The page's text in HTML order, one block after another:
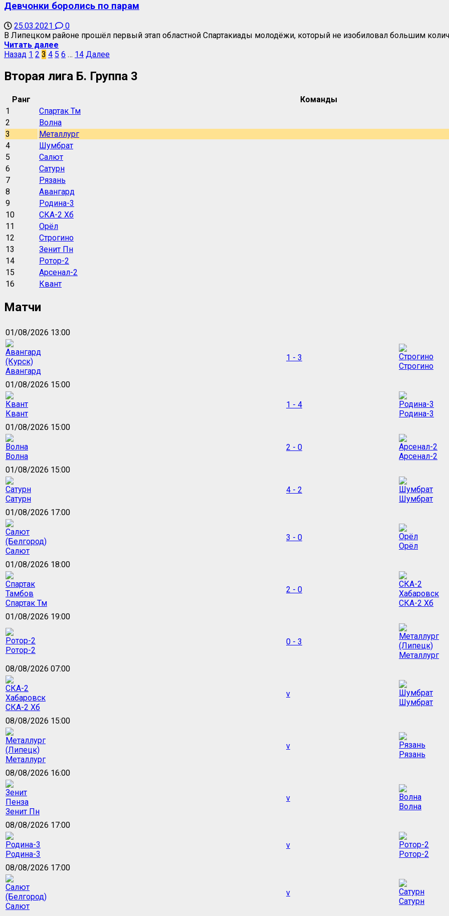
Девчонки боролись по парам
25.03.2021
0
В Липецком районе прошёл первый этап областной Спартакиады молодёжи, который не изобиловал большим
Читать далее
Назад 1 2 3 4 5 6 … 14 Далее
Вторая лига Б. Группа 3
Ранг Команды
1
Спартак Тм
2
Волна
3
Металлург
4
Шумбрат
5
Салют
6
Сатурн
7
Рязань
8
Авангард
9
Родина-3
10
СКА-2 Хб
11
Орёл
12
Строгино
13
Зенит Пн
14
Ротор-2
15
Арсенал-2
16
Квант
Матчи
01/08/2026 13:00
Авангард
1 - 3
Строгино
01/08/2026 15:00
Квант
1 - 4
Родина-3
01/08/2026 15:00
Волна
2 - 0
Арсенал-2
01/08/2026 15:00
Сатурн
4 - 2
Шумбрат
01/08/2026 17:00
Салют
3 - 0
Орёл
01/08/2026 18:00
Спартак Тм
2 - 0
СКА-2 Хб
01/08/2026 19:00
Ротор-2
0 - 3
Металлург
08/08/2026 07:00
СКА-2 Хб
v
Шумбрат
08/08/2026 15:00
Металлург
v
Рязань
08/08/2026 16:00
Зенит Пн
v
Волна
08/08/2026 17:00
Родина-3
v
Ротор-2
08/08/2026 17:00
Салют
v
Сатурн